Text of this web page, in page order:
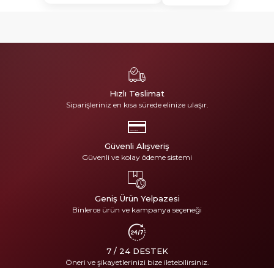
Hızlı Teslimat
Siparişleriniz en kısa sürede elinize ulaşır.
Güvenli Alışveriş
Güvenli ve kolay ödeme sistemi
Geniş Ürün Yelpazesi
Binlerce ürün ve kampanya seçeneği
7 / 24 DESTEK
Öneri ve şikayetlerinizi bize iletebilirsiniz.